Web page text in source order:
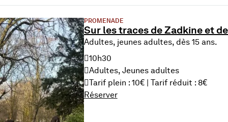
21 Aug. 2026PROMENADE
Sur les traces de Zadkine et
Adultes, jeunes adultes, dès 15 ans.
10h30
Adultes, Jeunes adultes
Tarif plein : 10€ | Tarif réduit : 8€
Réserver